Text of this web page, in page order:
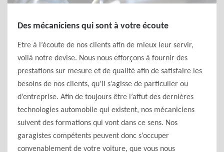
Des mécaniciens qui sont à votre écoute
Etre à l’écoute de nos clients afin de mieux leur servir,
voilà notre devise. Nous nous efforçons à fournir des
prestations sur mesure et de qualité afin de satisfaire les
besoins de nos clients, qu’il s’agisse de particulier ou
d’entreprise. Afin de toujours être l’affut des dernières
technologies automobile qui existent, nos mécaniciens
suivent des formations qui vont dans ce sens. Nos
garagistes compétents peuvent donc s’occuper
convenablement de votre voiture, que vous nous